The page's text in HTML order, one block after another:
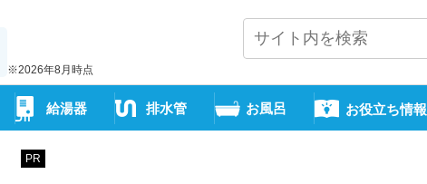
※2026年8月時点
給湯器 排水管 お風呂 お役立ち情報
PR